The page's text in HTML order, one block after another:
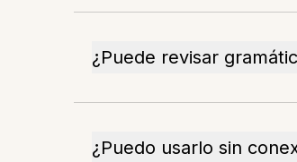
¿Puede revisar
¿Puedo usarlo sin